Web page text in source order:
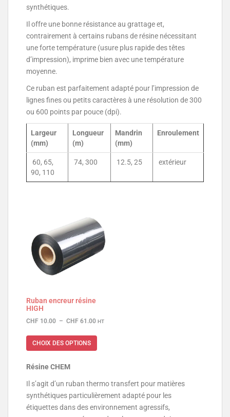
synthétiques.
Il offre une bonne résistance au grattage et,
contrairement à certains rubans de résine nécessitant
une forte température (usure plus rapide des têtes
d’impression), imprime bien avec une température
moyenne.
Ce ruban est parfaitement adapté pour l’impression de
lignes fines ou petits caractères à une résolution de 300
ou 600 points par pouce (dpi).
Largeur
(mm)
Longueur
(m)
Mandrin
(mm)
Enroulement
60, 65,
90, 110
74, 300 12.5, 25 extérieur
Ruban encreur résine
HIGH
CHF 10.00 – CHF 61.00 HT
CHOIX DES OPTIONS
Résine CHEM
Il s’agit d’un ruban thermo transfert pour matières
synthétiques particulièrement adapté pour les
étiquettes dans des environnement agressifs,